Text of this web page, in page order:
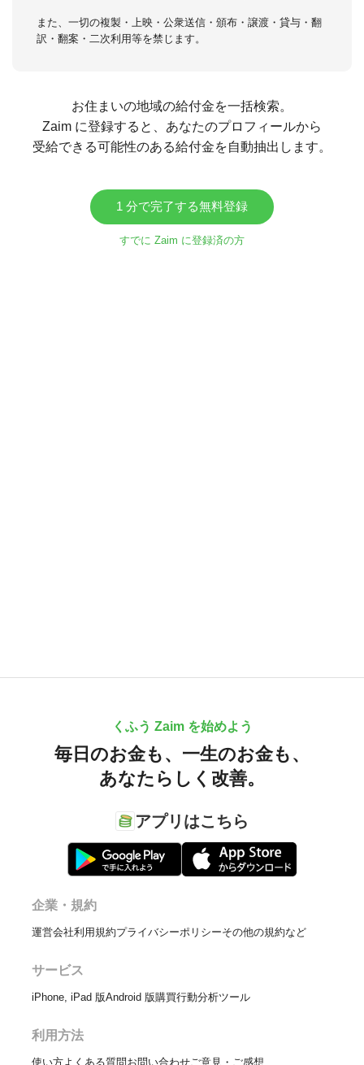
また、一切の複製・上映・公衆送信・頒布・譲渡・貸与・翻
訳・翻案・二次利用等を禁じます。
お住まいの地域の給付金を一括検索。
Zaim に登録すると、あなたのプロフィールから
受給できる可能性のある給付金を自動抽出します。
1 分で完了する無料登録
すでに Zaim に登録済の方
くふう Zaim を始めよう
毎日のお金も、 一生のお金も、
あなたらしく改善。
アプリはこちら
企業・規約
運営会社利用規約プライバシーポリシーその他の規約など
サービス
iPhone, iPad 版Android 版購買行動分析ツール
利用方法
使い方よくある質問お問い合わせ ご意見・ご感想